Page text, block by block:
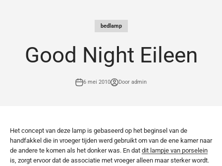
bedlamp
Good Night Eileen
6 mei 2010 Door admin
Het concept van deze lamp is gebaseerd op het beginsel van de
handfakkel die in vroeger tijden werd gebruikt om van de ene kamer naar
de andere te komen als het donker was. En dat dit lampje van porselein
is, zorgt ervoor dat de associatie met vroeger alleen maar sterker wordt.